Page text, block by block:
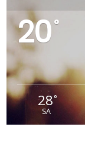
20°
28°
SA